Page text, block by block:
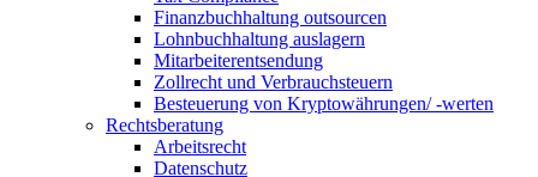
Finanzbuchhaltung outsourcen
Lohnbuchhaltung auslagern
Mitarbeiterentsendung
Zollrecht und Verbrauchsteuern
Besteuerung von Kryptowährungen/ -werten
Rechtsberatung
Arbeitsrecht
Datenschutz